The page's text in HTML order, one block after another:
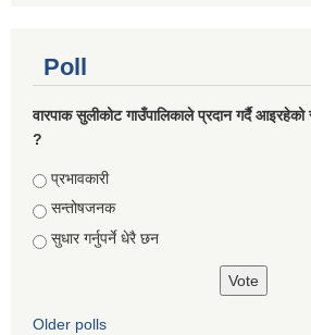
Poll
वारपाक सुलीकोट गाउँपालिकाले प्रदान गर्दै आइरहेको
?
Choices
प्रभावकारी
सन्तोषजनक
सुधार गर्नुपर्ने धेरै छन
Older polls